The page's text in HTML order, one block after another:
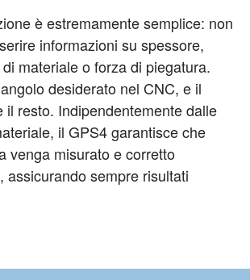
è estremamente semplice: non
informazioni su spessore,
materiale o forza di piegatura.
desiderato nel CNC, e il
il resto. Indipendentemente dalle
il GPS4 garantisce che
venga misurato e corretto
assicurando sempre risultati